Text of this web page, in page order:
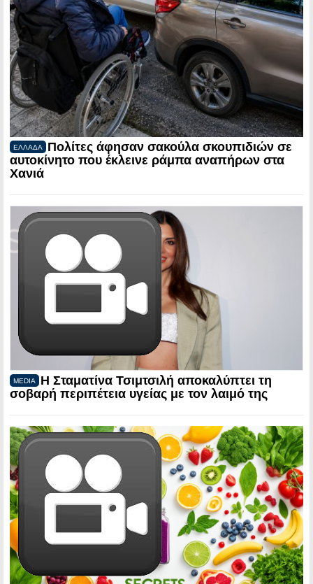
ΕΛΛΑΔΑ
Πολίτες άφησαν σακούλα σκουπιδιών σε
αυτοκίνητο που έκλεινε ράμπα αναπήρων στα
Χανιά
MEDIA
Η Σταματίνα Τσιμτσιλή αποκαλύπτει τη
σοβαρή περιπέτεια υγείας με τον λαιμό της